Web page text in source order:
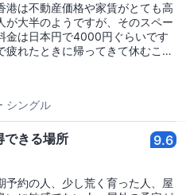
は不動産価格や家賃がとても高
が大半のようですが、そのスペー
金は日本円で4000円ぐらいです
れたときに帰ってきて休むこと
は十分でした。チムサーチョイ
で、九龍半島でも香港島でもアク
で使える冷蔵庫や電子レンジが
すので飲水、中食には困りませ
った感じです。繁華街故か朝食を
、当ホステルと同じ重慶大廈の
ランドフロア(1階)の正面入口を
ーを登る)に茶餐廳のチェーン
食を40HKD程度で食べられま
シングル
できる場所 9.6
約の人、少し荒く育った人、屋